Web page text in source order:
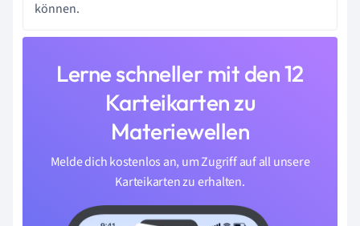
können.
Lerne schneller mit den 12
Karteikarten zu
Materiewellen
Melde dich kostenlos an, um Zugriff auf all unsere
Karteikarten zu erhalten.